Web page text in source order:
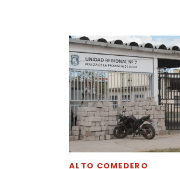
ALTO COMEDERO